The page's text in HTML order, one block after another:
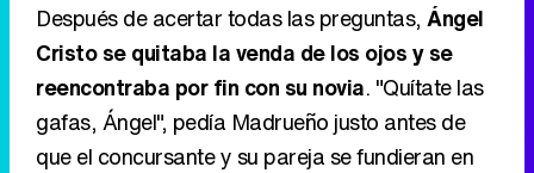
Después de acertar todas las preguntas, Ángel
Cristo se quitaba la venda de los ojos y se
reencontraba por fin con su novia. "Quítate las
gafas, Ángel", pedía Madrueño justo antes de
que el concursante y su pareja se fundieran en